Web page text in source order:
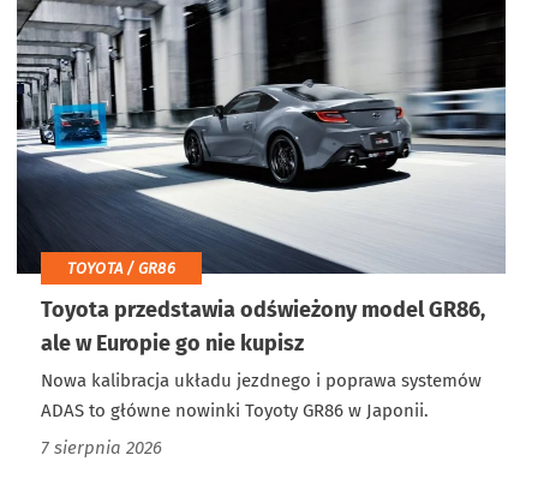
TOYOTA / GR86
Toyota przedstawia odświeżony model GR86,
ale w Europie go nie kupisz
Nowa kalibracja układu jezdnego i poprawa systemów
ADAS to główne nowinki Toyoty GR86 w Japonii.
7 sierpnia 2026